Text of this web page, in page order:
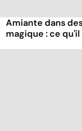
Amiante dans
magique : ce